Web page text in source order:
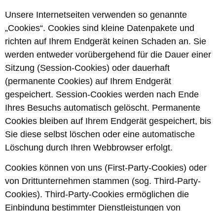
Unsere Internetseiten verwenden so genannte
„Cookies“. Cookies sind kleine Datenpakete und
richten auf Ihrem Endgerät keinen Schaden an. Sie
werden entweder vorübergehend für die Dauer einer
Sitzung (Session-Cookies) oder dauerhaft
(permanente Cookies) auf Ihrem Endgerät
gespeichert. Session-Cookies werden nach Ende
Ihres Besuchs automatisch gelöscht. Permanente
Cookies bleiben auf Ihrem Endgerät gespeichert, bis
Sie diese selbst löschen oder eine automatische
Löschung durch Ihren Webbrowser erfolgt.
Cookies können von uns (First-Party-Cookies) oder
von Drittunternehmen stammen (sog. Third-Party-
Cookies). Third-Party-Cookies ermöglichen die
Einbindung bestimmter Dienstleistungen von